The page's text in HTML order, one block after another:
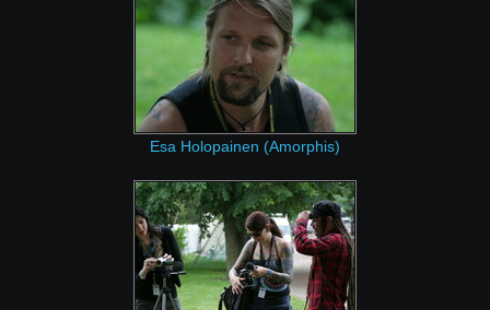
Esa Holopainen (Amorphis)